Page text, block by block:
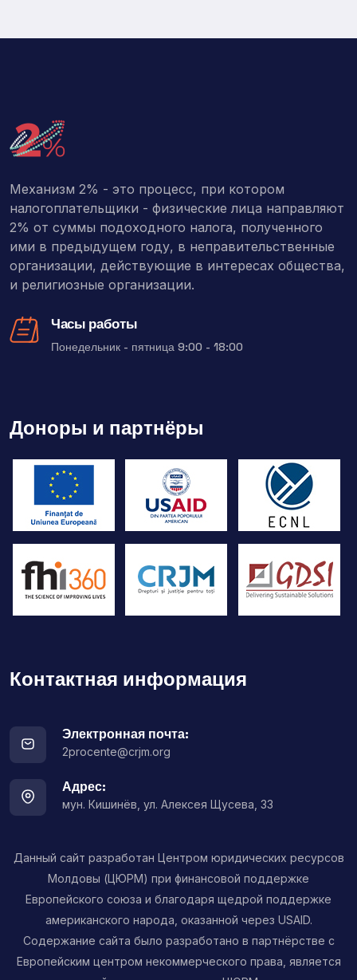
Механизм 2% - это процесс, при котором
налогоплательщики - физические лица направляют
2% от суммы подоходного налога, полученного
ими в предыдущем году, в неправительственные
организации, действующие в интересах общества,
и религиозные организации.
Часы работы
Понедельник - пятница 9:00 - 18:00
Доноры и партнёры
Контактная информация
Электронная почта:
2procente@crjm.org
Адрес:
мун. Кишинёв, ул. Алексея Щусева, 33
Данный сайт разработан Центром юридических ресурсов
Молдовы (ЦЮРМ) при финансовой поддержке
Европейского союза и благодаря щедрой поддержке
американского народа, оказанной через USAID.
Содержание сайта было разработано в партнёрстве с
Европейским центром некоммерческого права, является